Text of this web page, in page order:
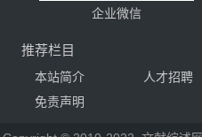
企业微信
推荐栏目
本站简介 人才招聘
免责声明